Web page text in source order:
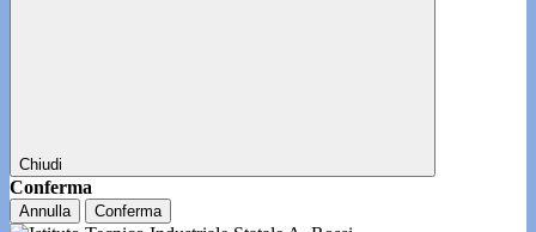
Chiudi
Conferma
Annulla Conferma